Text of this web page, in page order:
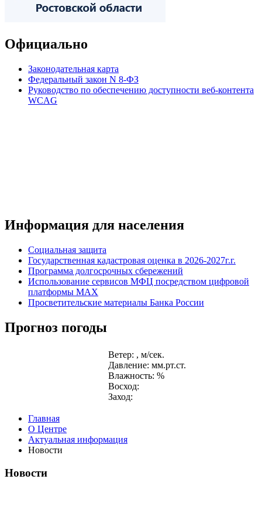
Официально
Законодательная карта
Федеральный закон N 8-ФЗ
Руководство по обеспечению доступности веб-контента
WCAG
Информация для населения
Социальная защита
Государственная кадастровая оценка в 2026-2027г.г.
Программа долгосрочных сбережений
Использование сервисов МФЦ посредством цифровой
платформы MAX
Просветительские материалы Банка России
Прогноз погоды
Ветер: , м/сек.
Давление: мм.рт.ст.
Влажность: %
Восход:
Заход:
Главная
О Центре
Актуальная информация
Новости
Новости